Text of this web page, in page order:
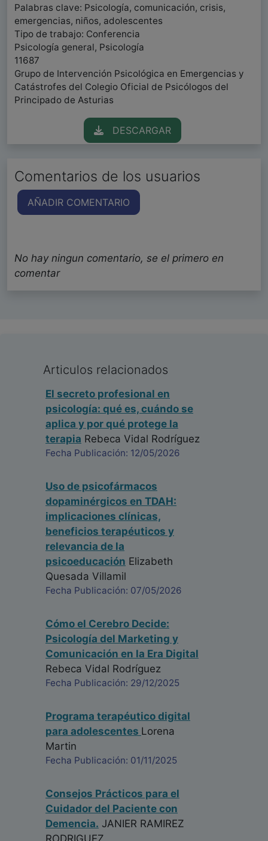
Palabras clave: Psicología, comunicación, crisis,
emergencias, niños, adolescentes
Tipo de trabajo: Conferencia
Psicología general, Psicología
11687
Grupo de Intervención Psicológica en Emergencias y
Catástrofes del Colegio Oficial de Psicólogos del
Principado de Asturias
DESCARGAR
Comentarios de los usuarios
AÑADIR COMENTARIO
No hay ningun comentario, se el primero en
comentar
Articulos relacionados
El secreto profesional en
psicología: qué es, cuándo se
aplica y por qué protege la
terapia Rebeca Vidal Rodríguez
Fecha Publicación: 12/05/2026
Uso de psicofármacos
dopaminérgicos en TDAH:
implicaciones clínicas,
beneficios terapéuticos y
relevancia de la
psicoeducación Elizabeth
Quesada Villamil
Fecha Publicación: 07/05/2026
Cómo el Cerebro Decide:
Psicología del Marketing y
Comunicación en la Era Digital
Rebeca Vidal Rodríguez
Fecha Publicación: 29/12/2025
Programa terapéutico digital
para adolescentes Lorena
Martin
Fecha Publicación: 01/11/2025
Consejos Prácticos para el
Cuidador del Paciente con
Demencia. JANIER RAMIREZ